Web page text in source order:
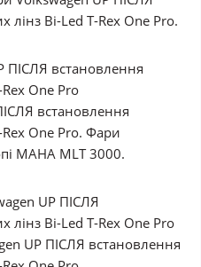
лінз Bi-Led T-Rex One Pro.
встановлення
Rex One Pro. Фари
MAHA MLT 3000.
UP ПІСЛЯ встановлення